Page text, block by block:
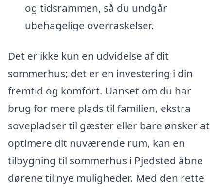
og tidsrammen, så du undgår
ubehagelige overraskelser.
Det er ikke kun en udvidelse af dit
sommerhus; det er en investering i din
fremtid og komfort. Uanset om du har
brug for mere plads til familien, ekstra
sovepladser til gæster eller bare ønsker at
optimere dit nuværende rum, kan en
tilbygning til sommerhus i Pjedsted åbne
dørene til nye muligheder. Med den rette